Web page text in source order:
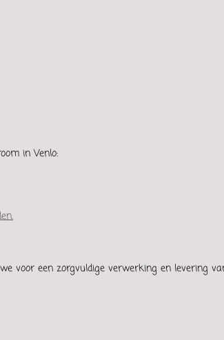
in Venlo:
voor een zorgvuldige verwerking en levering